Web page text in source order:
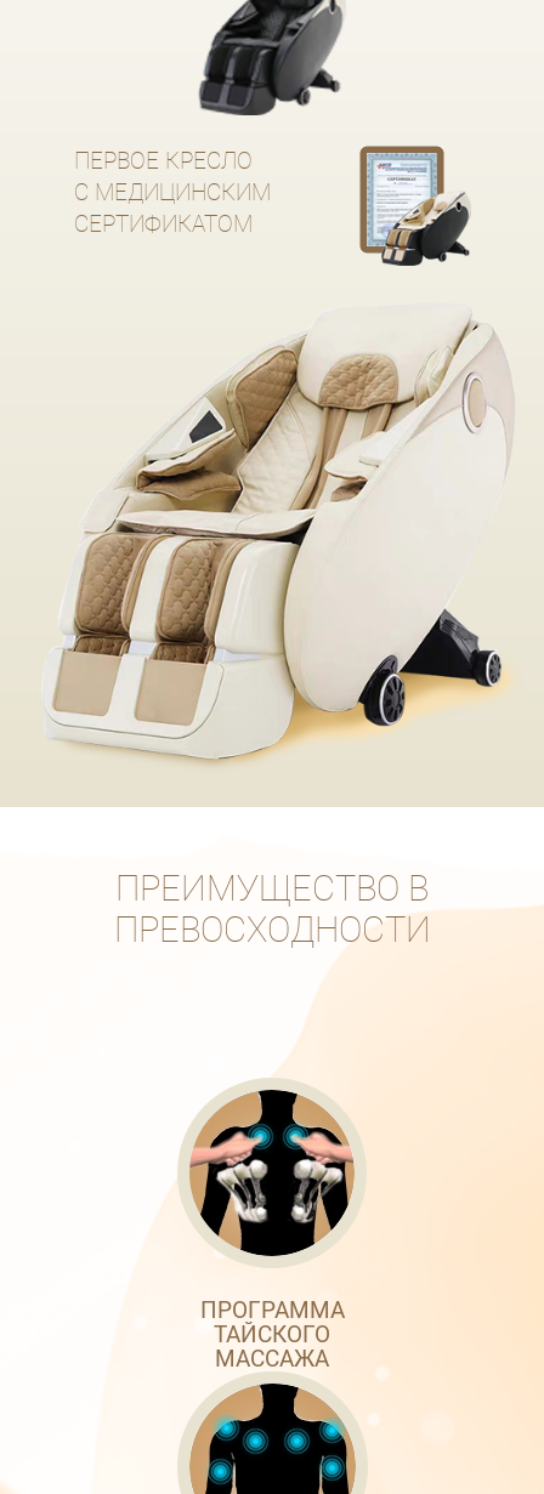
ПЕРВОЕ КРЕСЛО
С МЕДИЦИНСКИМ
СЕРТИФИКАТОМ
ПРЕИМУЩЕСТВО В
ПРЕВОСХОДНОСТИ
ПРОГРАММА
ТАЙСКОГО
МАССАЖА